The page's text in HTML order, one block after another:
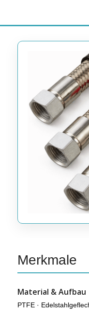
Merkmale
Material & Aufbau
PTFE ·